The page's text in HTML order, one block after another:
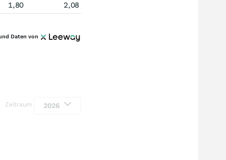
1,80 2,08
Daten von
Zeitraum 2026